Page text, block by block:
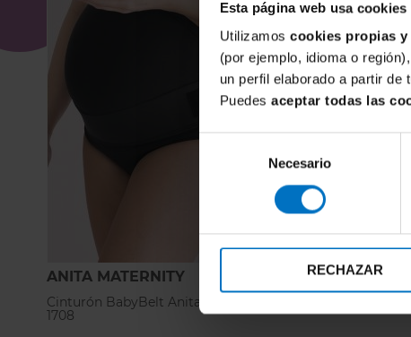
Esta página web usa cookies
Utilizamos cookies propias
(por ejemplo, idioma o región),
un perfil elaborado a partir
Puedes aceptar todas las
Selección
consentimiento
Necesario
RECHAZAR
ANITA MATERNITY
Cinturón BabyBelt Anita Embarazo Basic
1708